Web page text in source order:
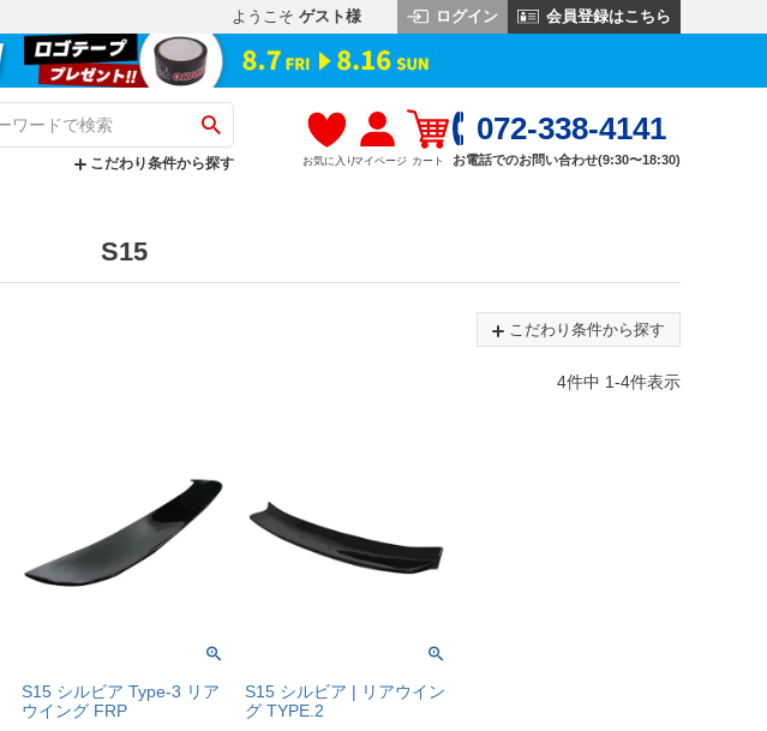
ようこそ ゲスト様 ログイン 会員登録はこちら
こだわり条件から探す お気に入りマイページ カート
072-338-4141
お電話でのお問い合わせ(9:30〜18:30)
S15
こだわり条件から探す
4件中 1-4件表示
S15 シルビア Type-3 リア
ウイング FRP
S15 シルビア | リアウイン
グ TYPE.2